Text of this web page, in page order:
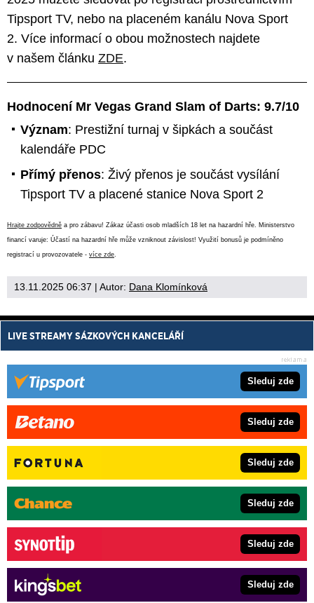
Tipsport TV, nebo na placeném kanálu Nova Sport
2. Více informací o obou možnostech najdete
v našem článku ZDE.
Hodnocení Mr Vegas Grand Slam of Darts: 9.7/10
Význam: Prestižní turnaj v šipkách a součást
kalendáře PDC
Přímý přenos: Živý přenos je součást vysílání
Tipsport TV a placené stanice Nova Sport 2
Hrajte zodpovědně a pro zábavu! Zákaz účasti osob mladších 18 let na hazardní hře. Ministerstvo
financí varuje: Účastí na hazardní hře může vzniknout závislost! Využití bonusů je podmíněno
registrací u provozovatele - více zde.
13.11.2025 06:37 | Autor: Dana Klomínková
LIVE STREAMY SÁZKOVÝCH KANCELÁŘÍ
Sleduj zde
Sleduj zde
Sleduj zde
Sleduj zde
Sleduj zde
Sleduj zde